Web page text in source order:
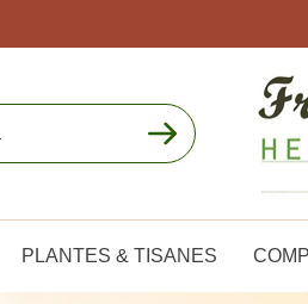
PLANTES & TISANES